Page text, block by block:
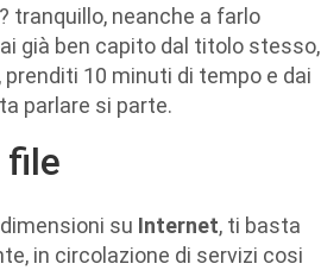
tranquillo, neanche a farlo
già ben capito dal titolo stesso,
, prenditi 10 minuti di tempo e dai
parlare si parte.
file
su Internet, ti basta
in circolazione di servizi cosi